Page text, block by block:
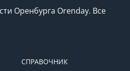
Оренбурга Orenday. Все
СПРАВОЧНИК